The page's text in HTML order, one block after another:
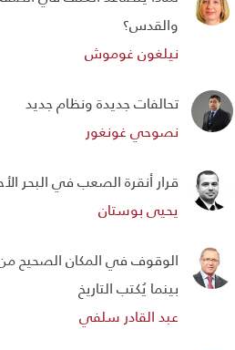
والقدس؟
نيلغون غوموش
تحالفات جديدة ونظام جديد
نصوحي غونغور
قرار أنقرة الصعب في البحر
يحيى بوستان
الوقوف في المكان الصحيح من
بينما يُكتب التاريخ
عبد القادر سلفي